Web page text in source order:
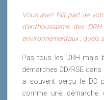
Vous avez fait part de
d’enthousiasme des
environnementaux ; quels
Pas tous les DRH mais
démarches DD/RSE
a souvent perçu le DD
comme une démarche